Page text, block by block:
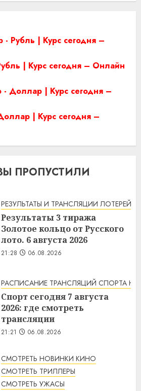
Рубль | Курс сегодня –
| Курс сегодня – Онлайн
- Доллар | Курс сегодня –
| Курс сегодня –
ПРОПУСТИЛИ
РЕЗУЛЬТАТЫ И ТРАНСЛЯЦИИ ЛОТЕРЕЙ
Результаты 3 тиража
Золотое кольцо от Русского
лото. 6 августа 2026
21:28 06.08.2026
РАСПИСАНИЕ ТРАНСЛЯЦИЙ СПОРТА НА
Спорт сегодня 7 августа
2026: где смотреть
трансляции
21:21 06.08.2026
СМОТРЕТЬ НОВИНКИ КИНО
СМОТРЕТЬ ТРИЛЛЕРЫ
СМОТРЕТЬ УЖАСЫ